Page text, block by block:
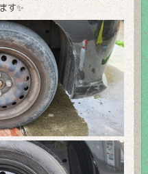
す✨